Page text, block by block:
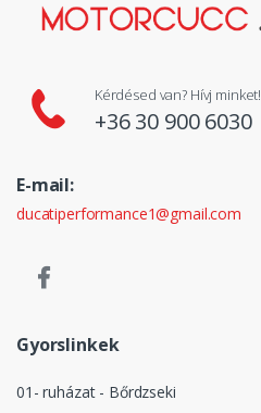
Kérdésed van? Hívj minket!
+36 30 900 6030
E-mail:
ducatiperformance1@gmail.com
Gyorslinkek
01- ruházat - Bőrdzseki